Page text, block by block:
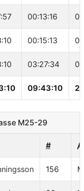
00:13:16
00:15:13
03:27:34
09:43:10
M25-29
#
156